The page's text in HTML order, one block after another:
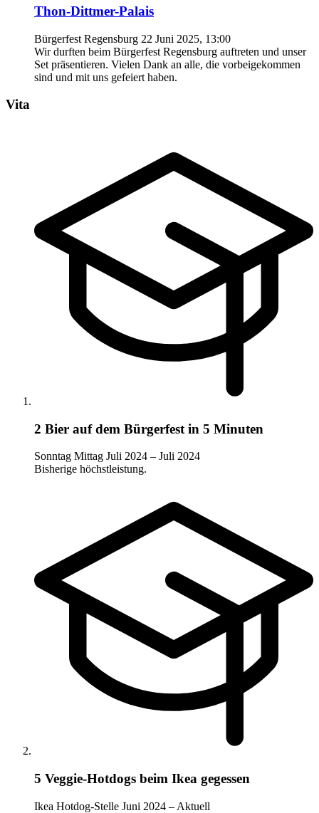
Thon-Dittmer-Palais
Bürgerfest Regensburg 22 Juni 2025, 13:00
Wir durften beim Bürgerfest Regensburg auftreten und unser
Set präsentieren. Vielen Dank an alle, die vorbeigekommen
sind und mit uns gefeiert haben.
Vita
2 Bier auf dem Bürgerfest in 5 Minuten
Sonntag Mittag Juli 2024 – Juli 2024
Bisherige höchstleistung.
5 Veggie-Hotdogs beim Ikea gegessen
Ikea Hotdog-Stelle Juni 2024 – Aktuell